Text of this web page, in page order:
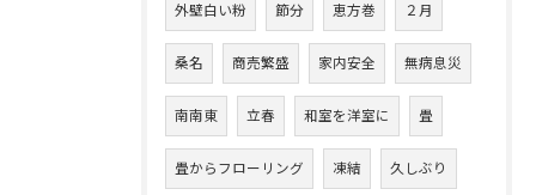
外壁白い粉 節分 恵方巻 ２月
桑名 商売繁盛 家内安全 無病息災
南南東 立春 和室を洋室に 畳
畳からフローリング 凍結 久しぶり